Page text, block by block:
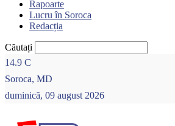
Rapoarte
Lucru în Soroca
Redacția
Căutați
14.9 C
Soroca, MD
duminică, 09 august 2026